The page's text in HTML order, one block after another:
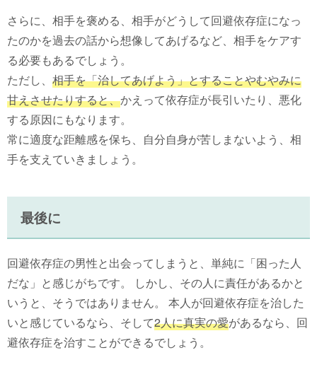
さらに、相手を褒める、相手がどうして回避依存症になっ
たのかを過去の話から想像してあげるなど、相手をケアす
る必要もあるでしょう。
ただし、 相手を「治してあげよう」とすることやむやみに
甘えさせたりすると、かえって依存症が長引いたり、悪化
する原因にもなります。
常に適度な距離感を保ち、自分自身が苦しまないよう、相
手を支えていきましょう。
最後に
回避依存症の男性と出会ってしまうと、単純に「困った人
だな」と感じがちです。 しかし、その人に責任があるかと
いうと、そうではありません。 本人が回避依存症を治した
いと感じているなら、そして2人に真実の愛があるなら、回
避依存症を治すことができるでしょう。